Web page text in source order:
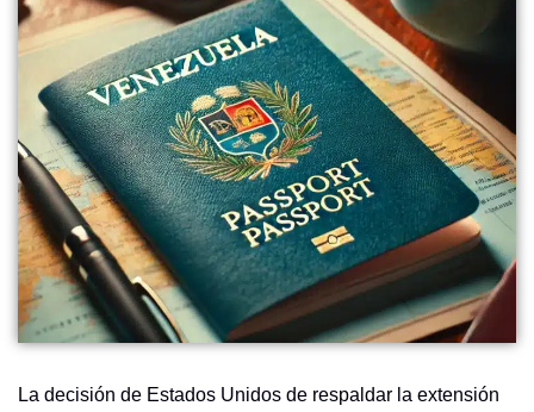
La decisión de Estados Unidos de respaldar la extensión